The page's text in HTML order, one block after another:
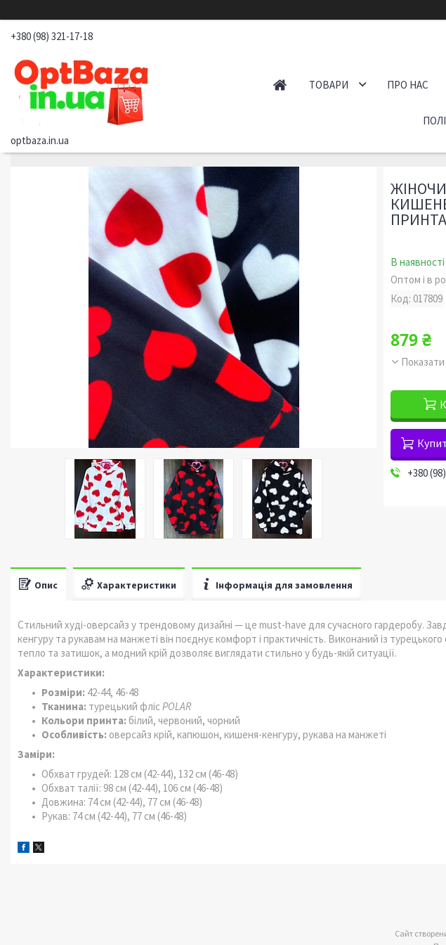
+380 (98) 321-17-18
optbaza.in.ua
ТОВАРИ ПРО НАС
В наявності
Оптом і в
Код: 017809
879 ₴
Показати
+380
Опис Характеристики Інформація для замовлення
Стильний худі-оверсайз у трендовому дизайні — це must-have для сучасного гардеробу.
кенгуру та рукавам на манжеті він поєднує комфорт і практичність. Виконаний із турецького
тепло та затишок, а модний крій дозволяє виглядати стильно у будь-якій ситуації.
Характеристики:
Розміри: 42-44, 46-48
Тканина: турецький флісPOLAR
Кольори принта: білий, червоний, чорний
Особливість: оверсайз крій, капюшон, кишеня-кенгуру, рукава на манжеті
Заміри:
Обхват грудей: 128 см (42-44), 132 см (46-48)
Обхват талії: 98 см (42-44), 106 см (46-48)
Довжина: 74 см (42-44), 77 см (46-48)
Рукав: 74 см (42-44), 77 см (46-48)
Сайт